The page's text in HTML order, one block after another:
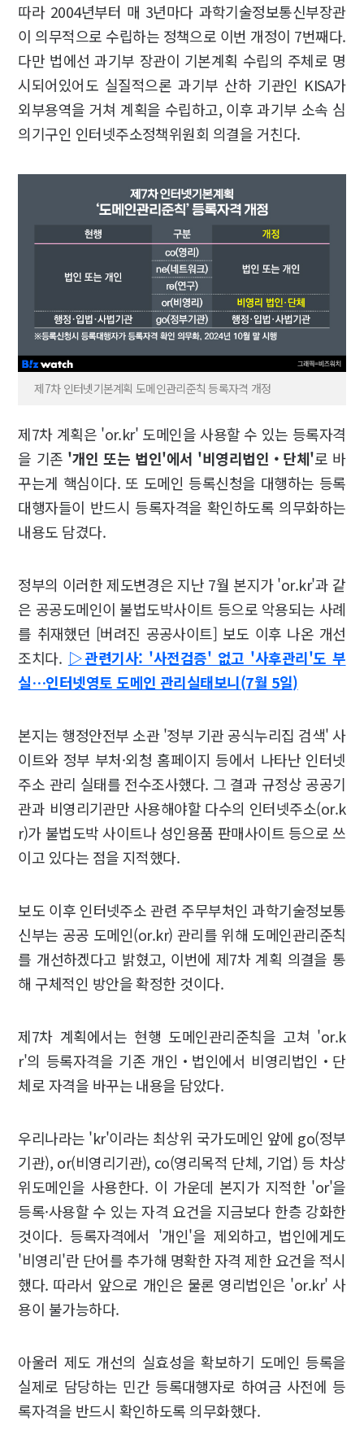
따라 2004년부터 매 3년마다 과학기술정보통신부장관
이 의무적으로 수립하는 정책으로 이번 개정이 7번째다.
다만 법에선 과기부 장관이 기본계획 수립의 주체로 명
시되어있어도 실질적으론 과기부 산하 기관인 KISA가
외부용역을 거쳐 계획을 수립하고, 이후 과기부 소속 심
의기구인 인터넷주소정책위원회 의결을 거친다.
제7차 인터넷기본계획 도메인관리준칙 등록자격 개정
제7차 계획은 'or.kr' 도메인을 사용할 수 있는 등록자격
을 기존 '개인 또는 법인'에서 '비영리법인‧단체'로 바
꾸는게 핵심이다. 또 도메인 등록신청을 대행하는 등록
대행자들이 반드시 등록자격을 확인하도록 의무화하는
내용도 담겼다.
정부의 이러한 제도변경은 지난 7월 본지가 'or.kr'과 같
은 공공도메인이 불법도박사이트 등으로 악용되는 사례
를 취재했던 [버려진 공공사이트] 보도 이후 나온 개선
조치다. ▷관련기사: '사전검증' 없고 '사후관리'도 부
실…인터넷영토 도메인 관리실태보니(7월 5일)
본지는 행정안전부 소관 '정부 기관 공식누리집 검색' 사
이트와 정부 부처·외청 홈페이지 등에서 나타난 인터넷
주소 관리 실태를 전수조사했다. 그 결과 규정상 공공기
관과 비영리기관만 사용해야할 다수의 인터넷주소(or.k
r)가 불법도박 사이트나 성인용품 판매사이트 등으로 쓰
이고 있다는 점을 지적했다.
보도 이후 인터넷주소 관련 주무부처인 과학기술정보통
신부는 공공 도메인(or.kr) 관리를 위해 도메인관리준칙
를 개선하겠다고 밝혔고, 이번에 제7차 계획 의결을 통
해 구체적인 방안을 확정한 것이다.
제7차 계획에서는 현행 도메인관리준칙을 고쳐 'or.k
r'의 등록자격을 기존 개인‧법인에서 비영리법인‧단
체로 자격을 바꾸는 내용을 담았다.
우리나라는 'kr'이라는 최상위 국가도메인 앞에 go(정부
기관), or(비영리기관), co(영리목적 단체, 기업) 등 차상
위도메인을 사용한다. 이 가운데 본지가 지적한 'or'을
등록·사용할 수 있는 자격 요건을 지금보다 한층 강화한
것이다. 등록자격에서 '개인'을 제외하고, 법인에게도
'비영리'란 단어를 추가해 명확한 자격 제한 요건을 적시
했다. 따라서 앞으로 개인은 물론 영리법인은 'or.kr' 사
용이 불가능하다.
아울러 제도 개선의 실효성을 확보하기 도메인 등록을
실제로 담당하는 민간 등록대행자로 하여금 사전에 등
록자격을 반드시 확인하도록 의무화했다.